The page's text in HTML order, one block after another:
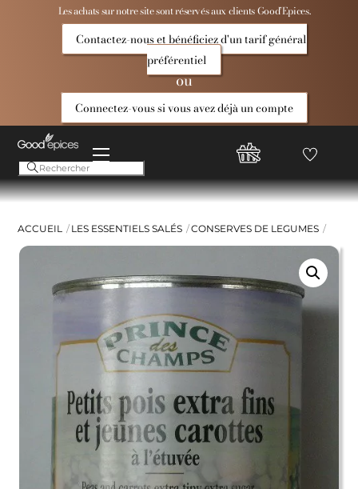
Les achats sur notre site sont réservés aux clients Good’Epices.
Contactez-nous et bénéficiez d'un tarif général
préférentiel
ou
Connectez-vous si vous avez déjà un compte
Menu
Compte
Good
Favoris
ACCUEIL LES ESSENTIELS SALÉS CONSERVES DE LEGUMES